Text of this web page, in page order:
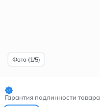
Фото (1/5)
Гарантия подлинности товара